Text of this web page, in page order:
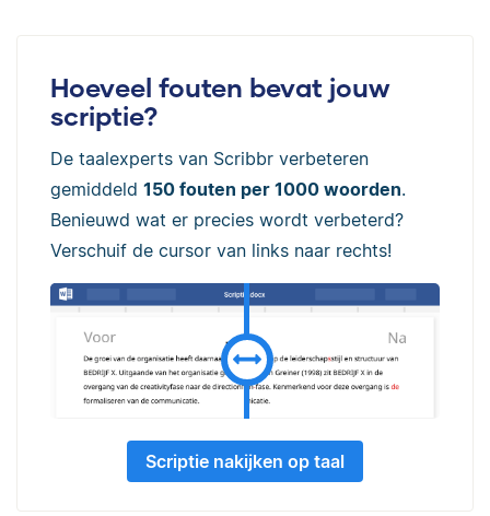
Hoeveel fouten bevat jouw
scriptie?
De taalexperts van Scribbr verbeteren
gemiddeld 150 fouten per 1000 woorden.
Benieuwd wat er precies wordt verbeterd?
Verschuif de cursor van links naar rechts!
Scriptie nakijken op taal